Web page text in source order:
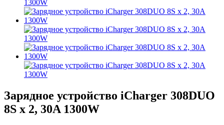
Зарядное устройство iCharger 308DUO
8S x 2, 30A 1300W